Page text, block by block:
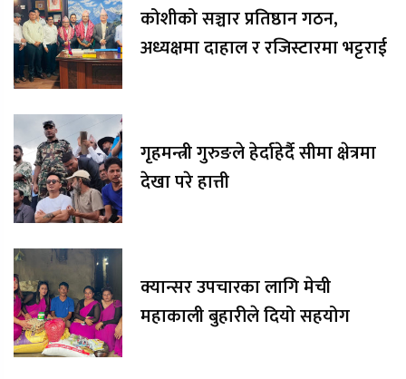
कोशीको सञ्चार प्रतिष्ठान गठन,
अध्यक्षमा दाहाल र रजिस्टारमा भट्टराई
गृहमन्त्री गुरुङले हेर्दाहेर्दै सीमा क्षेत्रमा
देखा परे हात्ती
क्यान्सर उपचारका लागि मेची
महाकाली बुहारीले दियो सहयोग